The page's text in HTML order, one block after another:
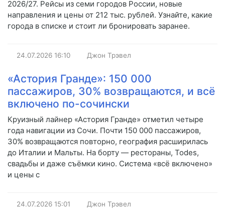
2026/27. Рейсы из семи городов России, новые
направления и цены от 212 тыс. рублей. Узнайте, какие
города в списке и стоит ли бронировать заранее.
24.07.2026 16:10 Джон Трэвел
«Астория Гранде»: 150 000
пассажиров, 30% возвращаются, и всё
включено по-сочински
Круизный лайнер «Астория Гранде» отметил четыре
года навигации из Сочи. Почти 150 000 пассажиров,
30% возвращаются повторно, география расширилась
до Италии и Мальты. На борту — рестораны, Todes,
свадьбы и даже съёмки кино. Система «всё включено»
и цены с
24.07.2026 15:01 Джон Трэвел